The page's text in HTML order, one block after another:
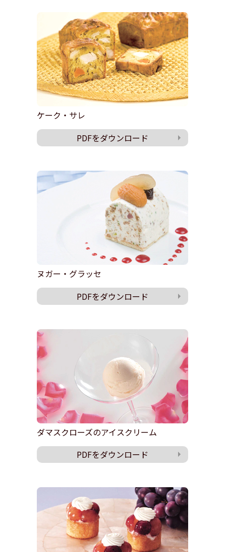
ケーク・サレ
PDFをダウンロード
ヌガー・グラッセ
PDFをダウンロード
ダマスクローズのアイスクリーム
PDFをダウンロード